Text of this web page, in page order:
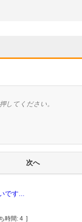
です...
時間: 4 ]